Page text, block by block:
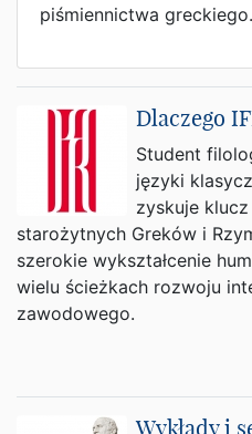
piśmiennictwa greckiego.
Dlaczego
Student
języki
zyskuje
starożytnych Greków i
szerokie wykształcenie
wielu ścieżkach rozwoju
zawodowego.
Wykłady i